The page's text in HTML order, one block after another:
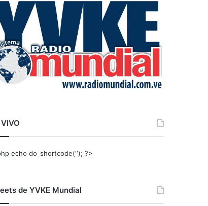
r
echo do_shortcode(‘‘); ?>
de YVKE Mundial